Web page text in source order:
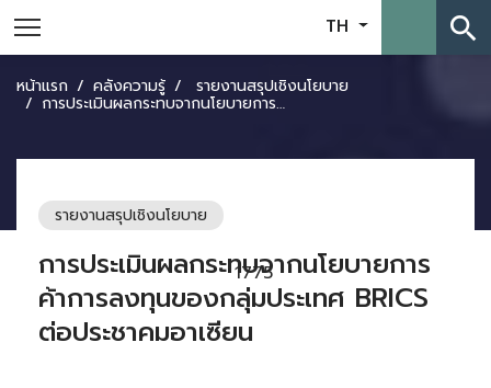
TH search
หน้าแรก คลังความรู้ รายงานสรุปเชิงนโยบาย
การประเมินผลกระทบจากนโยบายการค้าการลงทุนของกลุ่มประเทศ BRICS ต่อประชาคมอาเซียน
รายงานสรุปเชิงนโยบาย
1775
การประเมินผลกระทบจากนโยบายการ
ค้าการลงทุนของกลุ่มประเทศ BRICS
ต่อประชาคมอาเซียน